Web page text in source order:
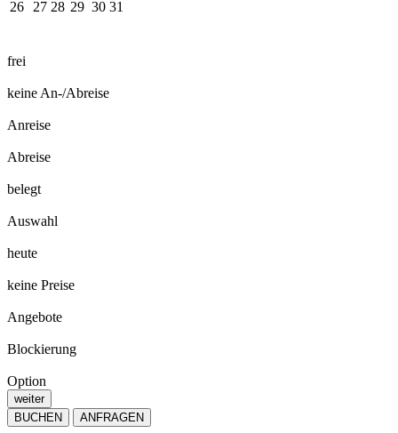
26
27 28 29 30 31
frei
keine An-/Abreise
Anreise
Abreise
belegt
Auswahl
heute
keine Preise
Angebote
Blockierung
Option
weiter
BUCHEN
ANFRAGEN